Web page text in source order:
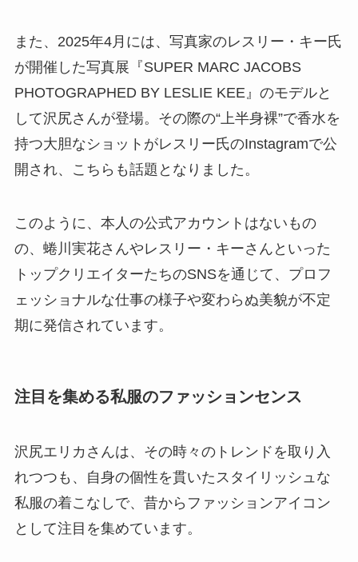
また、2025年4月には、写真家のレスリー・キー氏
が開催した写真展『SUPER MARC JACOBS
PHOTOGRAPHED BY LESLIE KEE』のモデルと
して沢尻さんが登場。その際の“上半身裸”で香水を
持つ大胆なショットがレスリー氏のInstagramで公
開され、こちらも話題となりました。
このように、本人の公式アカウントはないもの
の、蜷川実花さんやレスリー・キーさんといった
トップクリエイターたちのSNSを通じて、プロフ
ェッショナルな仕事の様子や変わらぬ美貌が不定
期に発信されています。
注目を集める私服のファッションセンス
沢尻エリカさんは、その時々のトレンドを取り入
れつつも、自身の個性を貫いたスタイリッシュな
私服の着こなしで、昔からファッションアイコン
として注目を集めています。